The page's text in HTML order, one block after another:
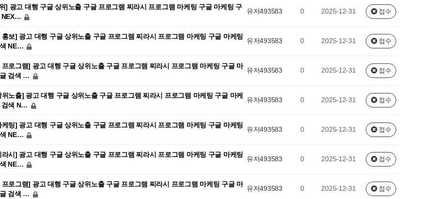
] 광고 대행 구글 상위노출 구글 프로그램 찌라시 프로그램 마케팅 구글 마케팅 구
NEX…
유저493583 0 2025-12-31 접수
보] 광고 대행 구글 상위노출 구글 프로그램 찌라시 프로그램 마케팅 구글 마케팅
NE…
유저493583 0 2025-12-31 접수
로그램] 광고 대행 구글 상위노출 구글 프로그램 찌라시 프로그램 마케팅 구글 마
검색 …
유저493583 0 2025-12-31 접수
노출] 광고 대행 구글 상위노출 구글 프로그램 찌라시 프로그램 마케팅 구글 마케
검색 N…
유저493583 0 2025-12-31 접수
팅] 광고 대행 구글 상위노출 구글 프로그램 찌라시 프로그램 마케팅 구글 마케팅
NE…
유저493583 0 2025-12-31 접수
시] 광고 대행 구글 상위노출 구글 프로그램 찌라시 프로그램 마케팅 구글 마케팅
NE…
유저493583 0 2025-12-31 접수
로그램] 광고 대행 구글 상위노출 구글 프로그램 찌라시 프로그램 마케팅 구글 마
검색 …
유저493583 0 2025-12-31 접수